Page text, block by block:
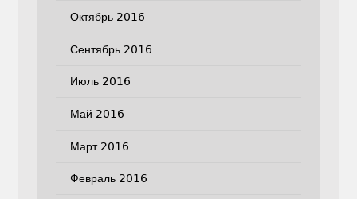
Октябрь 2016
Сентябрь 2016
Июль 2016
Май 2016
Март 2016
Февраль 2016